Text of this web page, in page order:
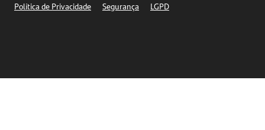
Política de Privacidade Segurança LGPD